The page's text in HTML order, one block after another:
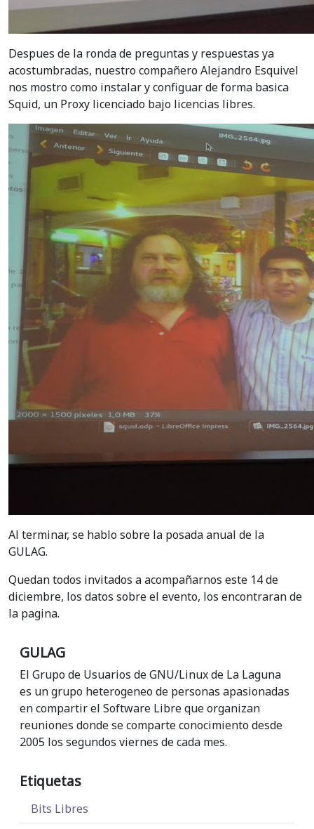
Despues de la ronda de preguntas y respuestas ya
acostumbradas, nuestro compañero Alejandro Esquivel
nos mostro como instalar y configuar de forma basica
Squid, un Proxy licenciado bajo licencias libres.
Al terminar, se hablo sobre la posada anual de la
GULAG.
Quedan todos invitados a acompañarnos este 14 de
diciembre, los datos sobre el evento, los encontraran de
la pagina.
GULAG
El Grupo de Usuarios de GNU/Linux de La Laguna
es un grupo heterogeneo de personas apasionadas
en compartir el Software Libre que organizan
reuniones donde se comparte conocimiento desde
2005 los segundos viernes de cada mes.
Etiquetas
Bits Libres